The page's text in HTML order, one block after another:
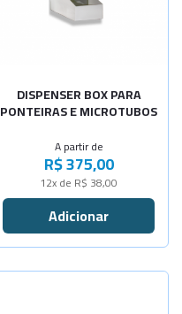
DISPENSER BOX PARA
PONTEIRAS E MICROTUBOS
A partir de
R$ 375,00
12x de R$ 38,00
-